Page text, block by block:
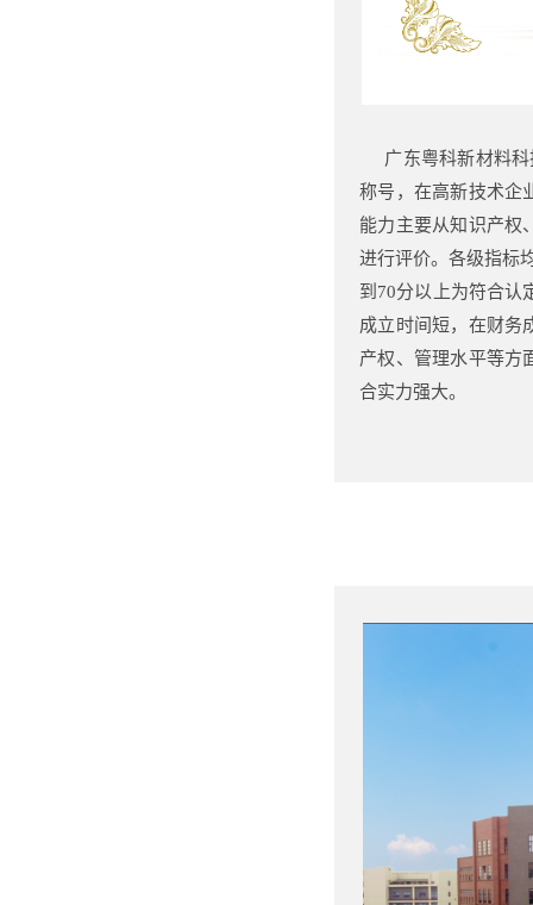
广东粤科新材料科
称号，在高新技术企
能力主要从知识产权
进行评价。各级指标
到70分以上为符合认
成立时间短，在财务
产权、管理水平等方
合实力强大。